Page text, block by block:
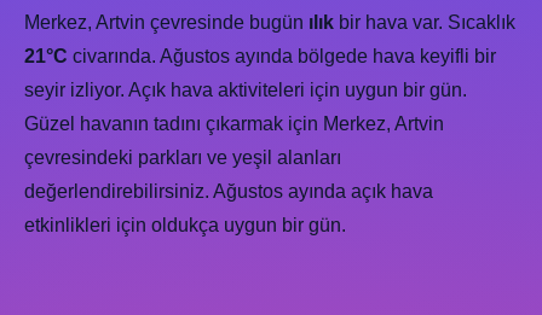
Merkez, Artvin çevresinde bugün ılık bir hava var. Sıcaklık
21°C civarında. Ağustos ayında bölgede hava keyifli bir
seyir izliyor. Açık hava aktiviteleri için uygun bir gün.
Güzel havanın tadını çıkarmak için Merkez, Artvin
çevresindeki parkları ve yeşil alanları
değerlendirebilirsiniz. Ağustos ayında açık hava
etkinlikleri için oldukça uygun bir gün.